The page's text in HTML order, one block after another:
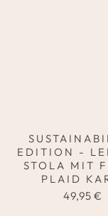
EDITION -
STOLA MIT
PLAID
49,95 €